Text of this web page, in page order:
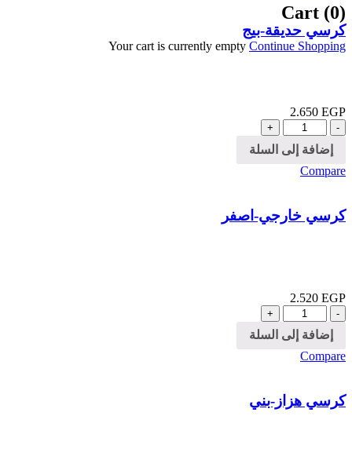
Cart (0)
Your cart is currently empty Continue Shopping
كرسي حديقة-بيج
2.650 EGP
الكمية
إضافة إلى السلة
Compare
كرسي خارجي-اصفر
2.520 EGP
الكمية
إضافة إلى السلة
Compare
كرسي هزاز-بني